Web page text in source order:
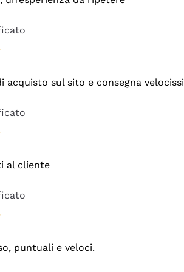
acquisto sul sito e consegna
al cliente
puntuali e veloci.